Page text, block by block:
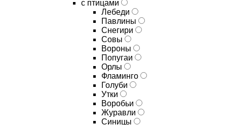
с птицами
Лебеди
Павлины
Снегири
Совы
Вороны
Попугаи
Орлы
Фламинго
Голуби
Утки
Воробьи
Журавли
Синицы